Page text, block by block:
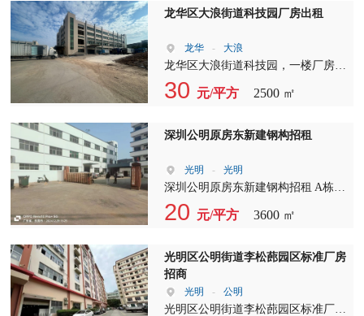
龙华区大浪街道科技园厂房出租
龙华 - 大浪
龙华区大浪街道科技园，一楼厂房
2800平，特价…特价…特价22/平，
有红本，有消防，园区空地大，大车
30 元/平方 2500 ㎡
深圳公明原房东新建钢构招租
光明 - 光明
深圳公明原房东新建钢构招租 A栋：
1-2层3600平，一楼六米高，带牛
角， B栋：单一层5750平，滴水13
楼8米高，带牛角，两部三吨货梯，
周边没有居民，空地有1万平方左
右，特别适合用电大的客户以及有噪
音有气味行业 宿舍：1-3层1500平
20 元/平方 3600 ㎡
光明区公明街道李松蓢园区标准厂房
招商
光明 - 公明
光明区公明街道李松蓢园区标准厂房